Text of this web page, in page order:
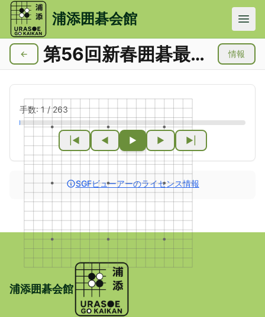
メインコンテンツにスキップ
浦添囲碁会館
← 第56回新春囲碁最強戦浦添地区一次予選 情報
手数:1/263
|◀ ◀ ▶ ▶ ▶|
SGFビューアーのライセンス情報
浦添囲碁会館